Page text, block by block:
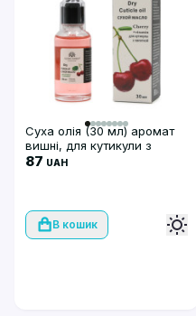
Суха олія (30 мл) аромат
вишні, для кутикули з
піпеткою, Global Fashion
87 UAH
В кошик